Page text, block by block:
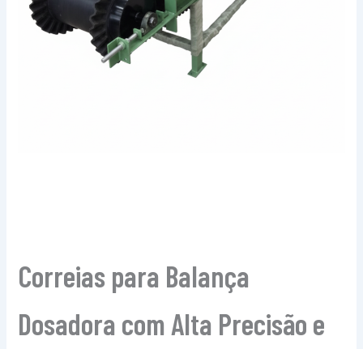
Correias para Balança
Dosadora com Alta Precisão e